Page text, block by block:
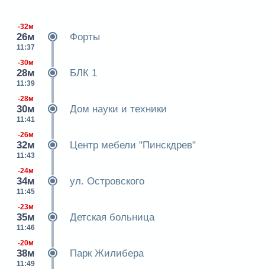
-32м
26м
11:37
Форты
-30м
28м
11:39
БЛК 1
-28м
30м
11:41
Дом науки и техники
-26м
32м
11:43
Центр мебели "Пинскдрев"
-24м
34м
11:45
ул. Островского
-23м
35м
11:46
Детская больница
-20м
38м
11:49
Парк Жилибера